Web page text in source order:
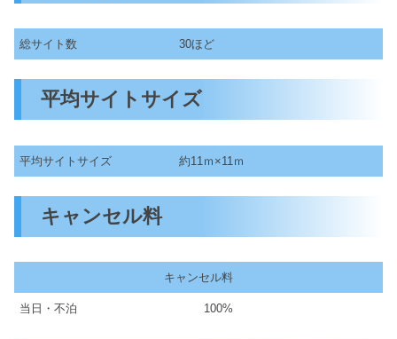
総サイト数 30ほど
平均サイトサイズ
平均サイトサイズ 約11ｍ×11ｍ
キャンセル料
キャンセル料
当日・不泊 100%